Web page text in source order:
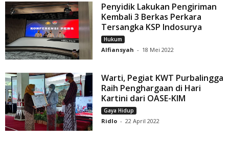
Penyidik Lakukan Pengiriman
Kembali 3 Berkas Perkara
Tersangka KSP Indosurya
Hukum
Alfiansyah - 18 Mei 2022
Warti, Pegiat KWT Purbalingga
Raih Penghargaan di Hari
Kartini dari OASE-KIM
Gaya Hidup
Ridlo - 22 April 2022